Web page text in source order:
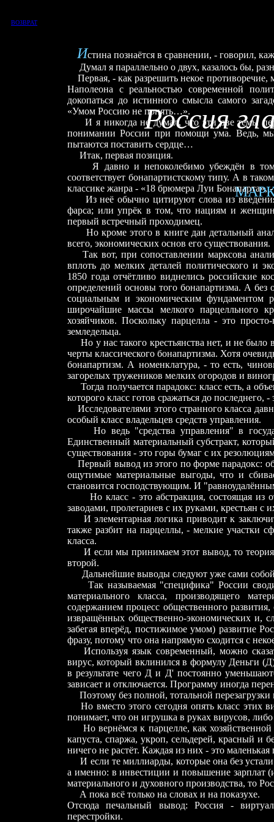
ВОЗВРАТ
Россия
Истина познаётся в сравнении, - говорил,
Думал я параллельно о двух, казалось бы,
Первая, - как разрешить некое
Наполеона с реальностью современной
докопаться до истинного смысла самого
«Умом Россию не понять…».
И я никогда не думал, что эти две темы
понимании России при помощи ума. Ведь, мы
пытаются поставить сердце…
Итак, первая позиция.
Я давно и непоколебимо убеждён в
соответствует бонапартистскому типу. А в
классике жанра - «18 брюмера Луи Бонапарта»,
Из неё обычно цитируют слова из
фарса; или упрёк в том, что нациям и
первый встречный проходимец.
Но кроме этого в книге дан детальный
всего, экономических основ его существования.
Так вот, при сопоставлении марксова
вплоть до мелких деталей политического и
1850 года отчётливо виднелись российские
определений основы того бонапартизма. А без
социальным и экономическим
широчайшие массы мелкого парцелльного
хозяйчиков. Поскольку парцелла- это
земледельца.
Но у нас такого крестьянства нет, и не
черты классического бонапартизма. Хотя
бонапартизм. А номенклатура, - то есть,
загорелых тружеников мелких огородов и
Тогда получается парадокс: класс есть, а
которого класс готов сражаться до последнего, -
Исследователями этого странного класса
особый класс владельцев средств управления.
Но ведь "средства управления" в
Единственный материальный субстракт,
существования - это горы бумаг с их
Первый вывод из этого по форме парадокс:
ощутимые материальные выгоды, что и
становится господствующим. И
Но класс - это абстракция, состоящая
заводами, пролетариев с их руками, крестьян
И элементарная логика приводит к
также разбит на парцеллы, - мелкие участки
класса.
И если мы принимаем этот вывод, то
второй.
Дальнейшие выводы следуют уже сами
Так называемая "специфика" России
материального класса, производящего
содержанием процесс общественного
извращённых общественно-экономических и,
забегая вперёд, постижимое умом) развитие
фразу, потому что она напрямую сходится с
Используя язык современный, можно
вирус, который вклинился в формулу Деньги
в результате чего Д и Д' постоянно
зависает и отключается. Программу иногда
Поэтому без полной, тотальной
Но вместо этого сегодня опять класс
понимает, что он игрушка в руках вирусов,
Но вернёмся к парцелле, как
капуста, спаржа, укроп, сельдерей, красный и
ничего не растёт. Каждая из них - это
И если те миллиарды, которые она без
а именно: в инвестиции и повышение зарплат
материального и духовного производства, то
А пока всё только на словах и на показухе.
Отсюда печальный вывод: Россия -
перестройки.